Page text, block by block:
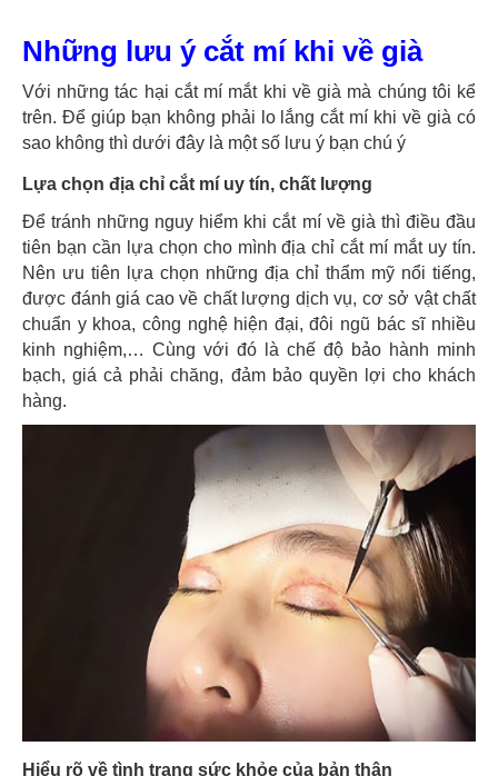
Những lưu ý cắt mí khi về già
Với những tác hại cắt mí mắt khi về già mà chúng tôi kể
trên. Để giúp bạn không phải lo lắng cắt mí khi về già có
sao không thì dưới đây là một số lưu ý bạn chú ý
Lựa chọn địa chỉ cắt mí uy tín, chất lượng
Để tránh những nguy hiểm khi cắt mí về già thì điều đầu
tiên bạn cần lựa chọn cho mình địa chỉ cắt mí mắt uy tín.
Nên ưu tiên lựa chọn những địa chỉ thẩm mỹ nổi tiếng,
được đánh giá cao về chất lượng dịch vụ, cơ sở vật chất
chuẩn y khoa, công nghệ hiện đại, đôi ngũ bác sĩ nhiều
kinh nghiệm,… Cùng với đó là chế độ bảo hành minh
bạch, giá cả phải chăng, đảm bảo quyền lợi cho khách
hàng.
Hiểu rõ về tình trạng sức khỏe của bản thân